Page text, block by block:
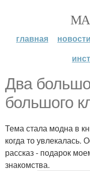
главная новости
Два
большого
Тема стала модна в
когда то увлекалась.
рассказ - подарок
знакомства.